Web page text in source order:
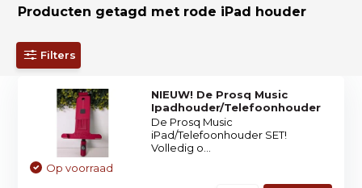
Producten getagd met rode iPad houder
Filters
NIEUW! De Prosq Music
Ipadhouder/Telefoonhouder
De Prosq Music
iPad/Telefoonhouder SET!
Volledig o...
Op voorraad